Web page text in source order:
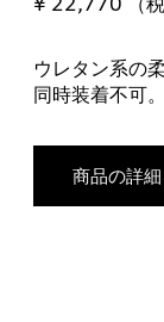
ウレタン系の
同時装着不可
商品の詳